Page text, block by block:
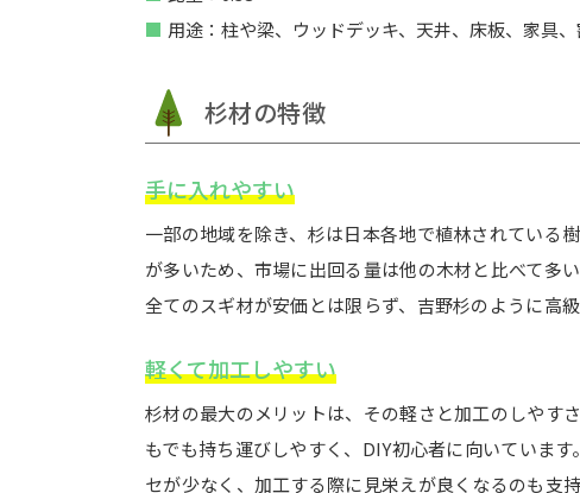
用途：柱や梁、ウッドデッキ、天井、床板、家具
杉材の特徴
手に入れやすい
一部の地域を除き、杉は日本各地で植林されている
が多いため、市場に出回る量は他の木材と比べて多
全てのスギ材が安価とは限らず、吉野杉のように高
軽くて加工しやすい
杉材の最大のメリットは、その軽さと加工のしやす
もでも持ち運びしやすく、DIY初心者に向いていま
セが少なく、加工する際に見栄えが良くなるのも支